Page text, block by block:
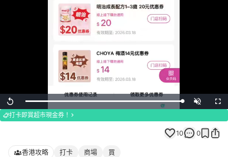
Replay Loaded:
100.00%
Unmute
打卡即賞超市現金券！
10 0
香港攻略 打卡 商場 買